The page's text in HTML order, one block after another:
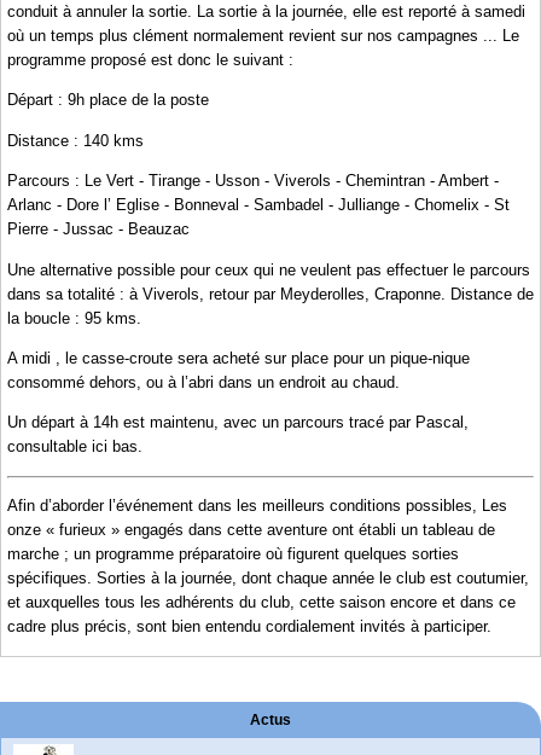
conduit à annuler la sortie. La sortie à la journée, elle est reporté à samedi
où un temps plus clément normalement revient sur nos campagnes ... Le
programme proposé est donc le suivant :
Départ : 9h place de la poste
Distance : 140 kms
Parcours : Le Vert - Tirange - Usson - Viverols - Chemintran - Ambert -
Arlanc - Dore l’ Eglise - Bonneval - Sambadel - Julliange - Chomelix - St
Pierre - Jussac - Beauzac
Une alternative possible pour ceux qui ne veulent pas effectuer le parcours
dans sa totalité : à Viverols, retour par Meyderolles, Craponne. Distance de
la boucle : 95 kms.
A midi , le casse-croute sera acheté sur place pour un pique-nique
consommé dehors, ou à l’abri dans un endroit au chaud.
Un départ à 14h est maintenu, avec un parcours tracé par Pascal,
consultable ici bas.
Afin d’aborder l’événement dans les meilleurs conditions possibles, Les
onze « furieux » engagés dans cette aventure ont établi un tableau de
marche ; un programme préparatoire où figurent quelques sorties
spécifiques. Sorties à la journée, dont chaque année le club est coutumier,
et auxquelles tous les adhérents du club, cette saison encore et dans ce
cadre plus précis, sont bien entendu cordialement invités à participer.
Actus